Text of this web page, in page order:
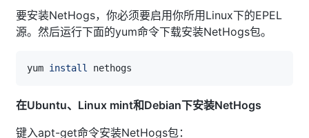
要安装NetHogs，你必须要启用你所用Linux下的EPEL
源。然后运行下面的yum命令下载安装NetHogs包。
yum install
在Ubuntu、Linux mint和Debian下安装NetHogs
键入apt-get命令安装NetHogs包：